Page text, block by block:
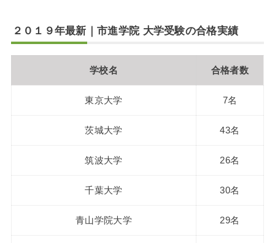
２０１９年最新｜市進学院 大学受験の合格実績
学校名 合格者数
東京大学 7名
茨城大学 43名
筑波大学 26名
千葉大学 30名
青山学院大学 29名